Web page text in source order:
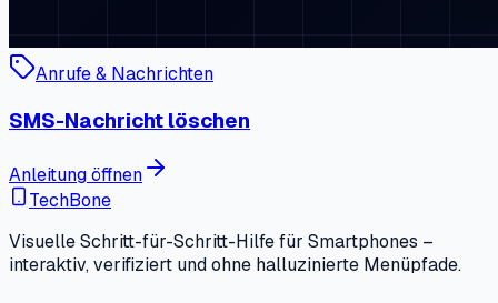
Anrufe & Nachrichten
SMS-Nachricht löschen
Anleitung öffnen
TechBone
Visuelle Schritt-für-Schritt-Hilfe für Smartphones –
interaktiv, verifiziert und ohne halluzinierte Menüpfade.